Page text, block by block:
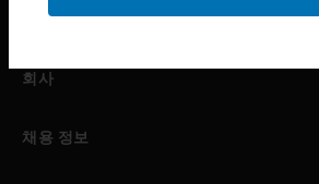
MYAUTOMATION サポート
회사
채용 정보